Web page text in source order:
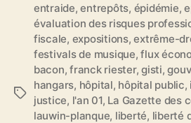
É
entraide,entrepôts, épidémie,
évaluation des risques
fiscale, expositions,extrême-
festivals de musique,flux
bacon,franck riester,gisti,
hangars, hôpital, hôpital public,
justice, l'an 01, La Gazette des
lauwin-planque, liberté, liberté